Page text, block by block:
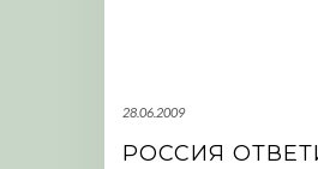
28.06.2009
РОССИЯ